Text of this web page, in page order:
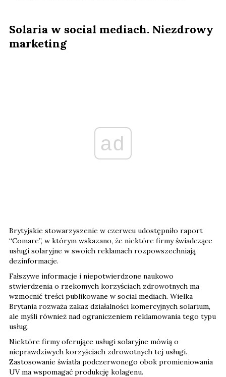
Solaria w social mediach. Niezdrowy
marketing
ad
Brytyjskie stowarzyszenie w czerwcu udostępniło raport
“Comare”, w którym wskazano, że niektóre firmy świadczące
usługi solaryjne w swoich reklamach rozpowszechniają
dezinformacje.
Fałszywe informacje i niepotwierdzone naukowo
stwierdzenia o rzekomych korzyściach zdrowotnych ma
wzmocnić treści publikowane w social mediach. Wielka
Brytania rozważa zakaz działalności komercyjnych solarium,
ale myśli również nad ograniczeniem reklamowania tego typu
usług.
Niektóre firmy oferujące usługi solaryjne mówią o
nieprawdziwych korzyściach zdrowotnych tej usługi.
Zastosowanie światła podczerwonego obok promieniowania
UV ma wspomagać produkcję kolagenu.